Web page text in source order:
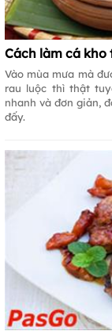
Cách làm cá
Vào mùa mưa mà
rau luộc thì thật
nhanh và đơn giản,
đấy.